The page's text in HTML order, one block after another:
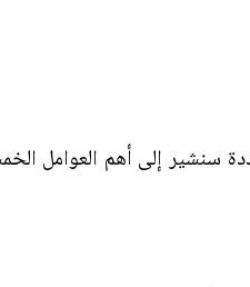
سنشير إلى أهم العوامل